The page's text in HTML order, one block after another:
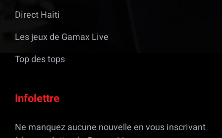
Direct Haiti
Les jeux de Gamax Live
Top des tops
Infolettre
Ne manquez aucune nouvelle en vous inscrivant